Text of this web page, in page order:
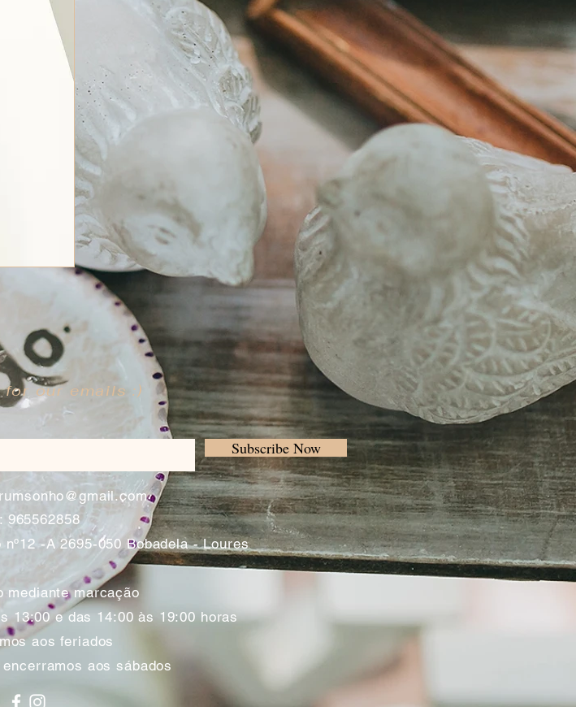
for our emails :)
Subscribe Now
965562858
-A 2695-050 Bobadela - Loures
mediante marcação
13:00 e das 14:00 às 19:00 horas
aos feriados
aos sábados